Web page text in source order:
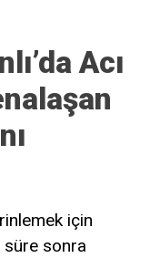
Acı
için
süre sonra